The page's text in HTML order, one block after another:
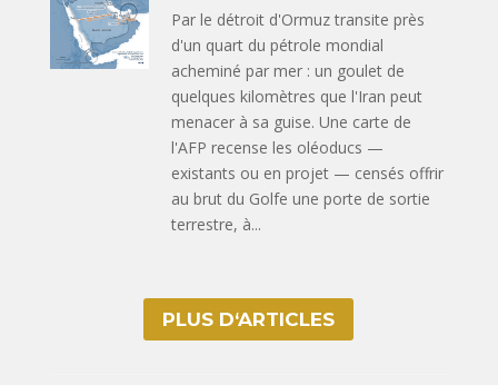
Par le détroit d'Ormuz transite près
d'un quart du pétrole mondial
acheminé par mer : un goulet de
quelques kilomètres que l'Iran peut
menacer à sa guise. Une carte de
l'AFP recense les oléoducs —
existants ou en projet — censés offrir
au brut du Golfe une porte de sortie
terrestre, à...
PLUS D‘ARTICLES